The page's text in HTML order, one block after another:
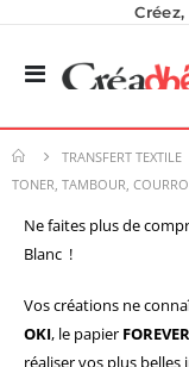
Basculer
TRANSFERT TEXTILE
TONER, TAMBOUR,
Ne faites plus de
Blanc !
Vos créations ne
OKI, le papier FOREVER
réaliser vos plus